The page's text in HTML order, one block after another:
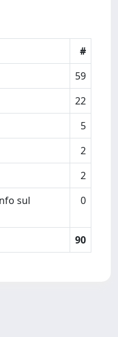
#
59
22
5
2
2
sul
0
90